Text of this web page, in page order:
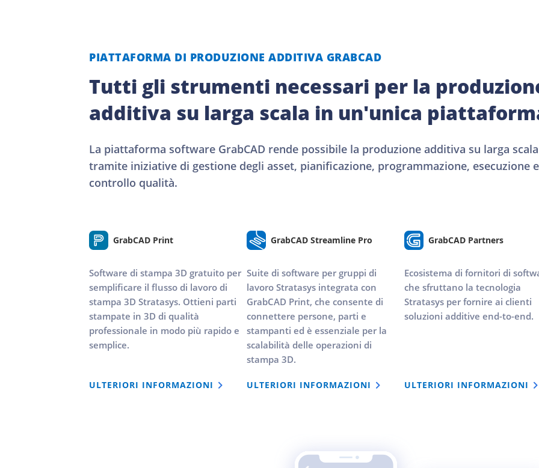
PIATTAFORMA DI PRODUZIONE ADDITIVA GRABCAD
Tutti gli strumenti necessari per la
additiva su larga scala in un'unica
La piattaforma software GrabCAD rende possibile la produzione additiva su larga scala
tramite iniziative di gestione degli asset, pianificazione, programmazione, esecuzione e
controllo qualità.
GrabCAD Print
Software di stampa 3D gratuito per
semplificare il flusso di lavoro di
stampa 3D Stratasys. Ottieni parti
stampate in 3D di qualità
professionale in modo più rapido e
semplice.
ULTERIORI INFORMAZIONI
GrabCAD Streamline Pro
Suite di software per gruppi di
lavoro Stratasys integrata con
GrabCAD Print, che consente di
connettere persone, parti e
stampanti ed è essenziale per la
scalabilità delle operazioni di
stampa 3D.
ULTERIORI INFORMAZIONI
GrabCAD Partners
Ecosistema di fornitori di
che sfruttano la tecnologia
Stratasys per fornire ai clienti
soluzioni additive end-to-end.
ULTERIORI INFORMAZIONI